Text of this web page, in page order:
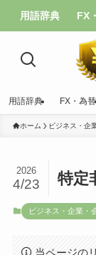
用語辞典 FX
用語辞典 FX・為替
ホーム ビジネス・企
特定
2026
4/23
ビジネス・企業・
当ページの